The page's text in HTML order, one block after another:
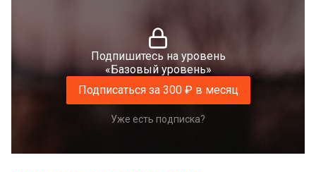
Подпишитесь на уровень
«Базовый уровень»
Подписаться за 300 ₽ в месяц
Уже есть подписка?